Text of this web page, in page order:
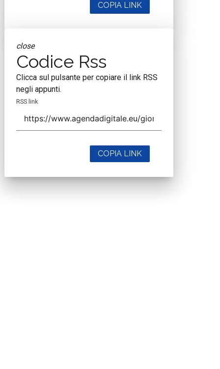
COPIA LINK
close
Codice Rss
Clicca sul pulsante per copiare il link RSS
negli appunti.
RSS link
COPIA LINK